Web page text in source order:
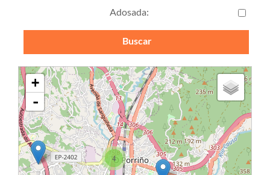
Adosada:
Buscar
4
+
-